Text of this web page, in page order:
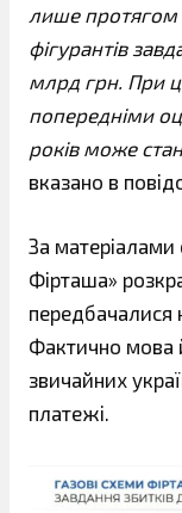
лише протягом
фігурантів
млрд грн. При
попередніми
років може
вказано в
За матеріалами
Фірташа»
передбачалися
Фактично мова
звичайних
платежі.